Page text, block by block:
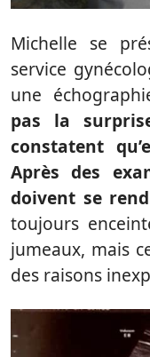
Michelle se
service
une
pas la
constatent
Après des
doivent se
toujours
jumeaux, mais
des raisons